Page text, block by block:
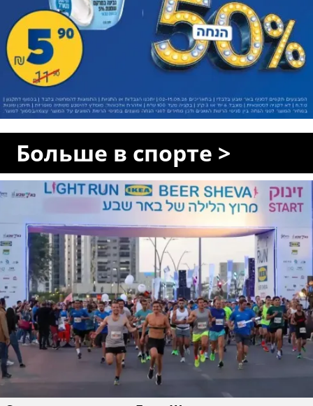
Больше в спорте >